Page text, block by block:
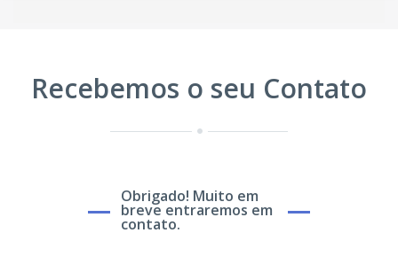
Recebemos o seu Contato
Obrigado! Muito em
breve entraremos em
contato.